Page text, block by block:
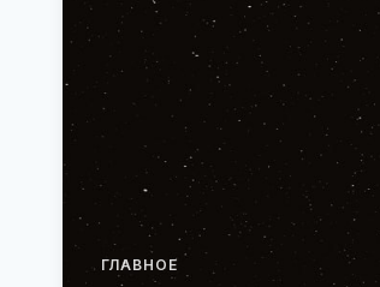
ГЛАВНОЕ